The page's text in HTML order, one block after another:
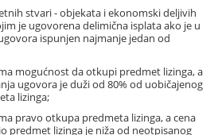
stvari - objekata i ekonomski deljivih
je ugovorena delimična isplata ako je u
ispunjen najmanje jedan od
mogućnost da otkupi predmet lizinga, a
ugovora je duži od 80% od uobičajenog
lizinga;
pravo otkupa predmeta lizinga, a cena
predmet lizinga je niža od neotpisanog